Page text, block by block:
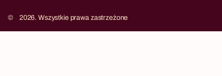
© 2026. Wszystkie prawa zastrzeżone